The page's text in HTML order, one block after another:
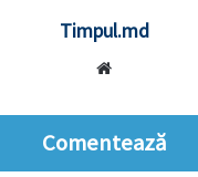
Timpul.md
Comentează